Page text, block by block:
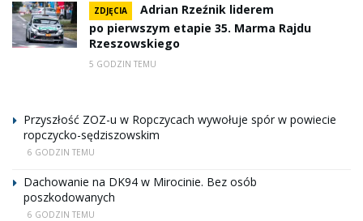
ZDJĘCIA
Adrian Rzeźnik liderem
po pierwszym etapie 35. Marma Rajdu
Rzeszowskiego
5 GODZIN TEMU
Przyszłość ZOZ-u w Ropczycach wywołuje spór w powiecie
ropczycko-sędziszowskim
6 GODZIN TEMU
Dachowanie na DK94 w Mirocinie. Bez osób
poszkodowanych
6 GODZIN TEMU